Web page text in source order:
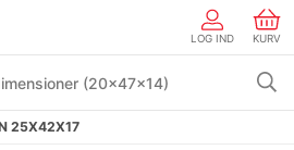
LOG IND KURV
25X42X17